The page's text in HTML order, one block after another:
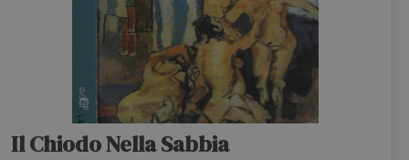
Il Chiodo Nella Sabbia